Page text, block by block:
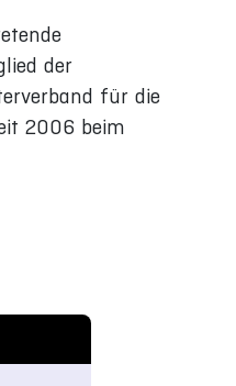
der
für die
2006 beim